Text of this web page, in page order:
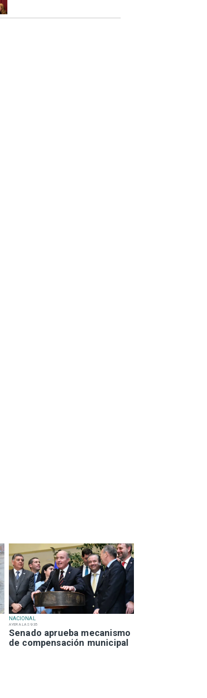
NACIONAL
AYER A LAS 9:35
Senado aprueba mecanismo
de compensación municipal